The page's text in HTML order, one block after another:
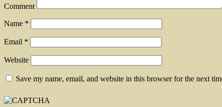
Comment
Name *
Email *
Website
Save my name, email, and website in this browser for the next